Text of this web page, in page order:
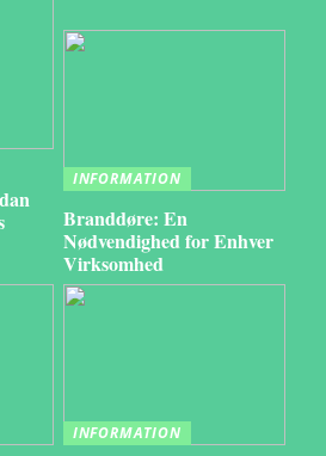
INFORMATION
Branddøre: En
Nødvendighed for Enhver
Virksomhed
INFORMATION